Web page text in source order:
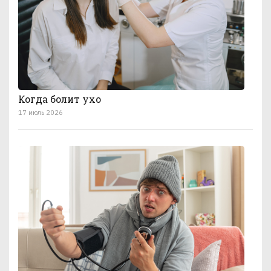
Когда болит ухо
17 июль 2026